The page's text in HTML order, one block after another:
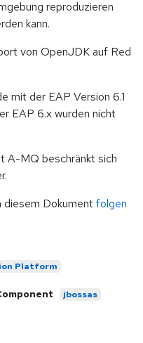
reproduzieren
kann.
von OpenJDK auf Red
mit der EAP Version 6.1
EAP 6.x wurden nicht
A-MQ beschränkt sich
diesem Dokumentfolgen
Platform
jbossas